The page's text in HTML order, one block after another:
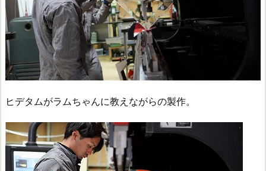
ヒデタムがラムちゃんに教えながらの製作。